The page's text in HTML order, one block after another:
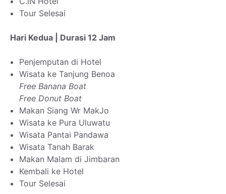
Tour Selesai
Hari Kedua | Durasi 12 Jam
Penjemputan di Hotel
Wisata ke Tanjung Benoa
Free Banana Boat
Free Donut Boat
Makan Siang Wr MakJo
Wisata ke Pura Uluwatu
Wisata Pantai Pandawa
Wisata Tanah Barak
Makan Malam di Jimbaran
Kembali ke Hotel
Tour Selesai